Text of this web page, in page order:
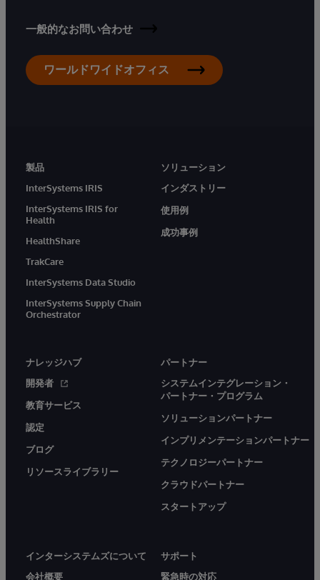
一般的なお問い合わせ
ワールドワイドオフィス
製品
InterSystems IRIS
InterSystems IRIS for
Health
HealthShare
TrakCare
InterSystems Data Studio
InterSystems Supply Chain
Orchestrator
ソリューション
インダストリー
使用例
成功事例
ナレッジハブ
開発者
教育サービス
認定
ブログ
リソースライブラリー
パートナー
システムインテグレーション・
パートナー・プログラム
ソリューションパートナー
インプリメンテーションパートナー
テクノロジーパートナー
クラウドパートナー
スタートアップ
インターシステムズについて
会社概要
サポート
緊急時の対応